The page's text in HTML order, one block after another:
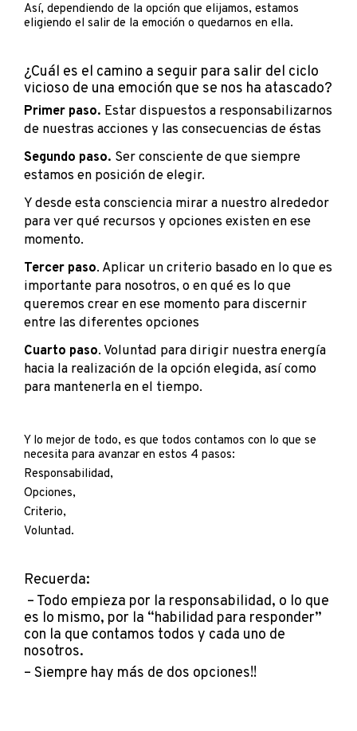
Así, dependiendo de la opción que elijamos, estamos
eligiendo el salir de la emoción o quedarnos en ella.
¿Cuál es el camino a seguir para salir del ciclo
vicioso de una emoción que se nos ha atascado?
Primer paso. Estar dispuestos a responsabilizarnos
de nuestras acciones y las consecuencias de éstas
Segundo paso. Ser consciente de que siempre
estamos en posición de elegir.
Y desde esta consciencia mirar a nuestro alrededor
para ver qué recursos y opciones existen en ese
momento.
Tercer paso. Aplicar un criterio basado en lo que es
importante para nosotros, o en qué es lo que
queremos crear en ese momento para discernir
entre las diferentes opciones
Cuarto paso. Voluntad para dirigir nuestra energía
hacia la realización de la opción elegida, así como
para mantenerla en el tiempo.
Y lo mejor de todo, es que todos contamos con lo que se
necesita para avanzar en estos 4 pasos:
Responsabilidad,
Opciones,
Criterio,
Voluntad.
Recuerda:
– Todo empieza por la responsabilidad, o lo que
es lo mismo, por la “habilidad para responder”
con la que contamos todos y cada uno de
nosotros.
– Siempre hay más de dos opciones!!